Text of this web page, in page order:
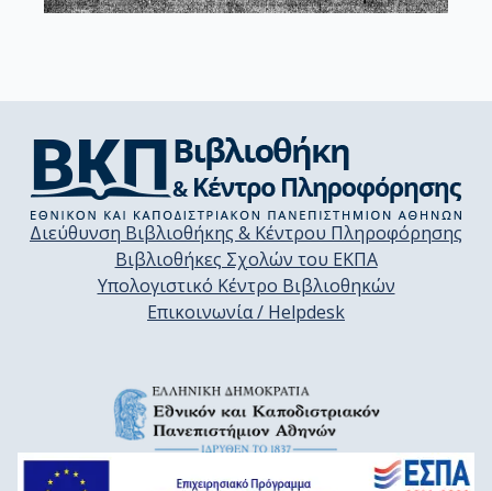
Διεύθυνση Βιβλιοθήκης & Κέντρου Πληροφόρησης
Βιβλιοθήκες Σχολών του ΕΚΠΑ
Υπολογιστικό Κέντρο Βιβλιοθηκών
Επικοινωνία / Helpdesk